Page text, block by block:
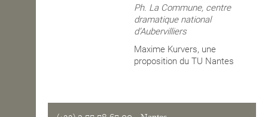
Ph. La Commune, centre
dramatique national
d’Aubervilliers
Maxime Kurvers, une
proposition du TU Nantes